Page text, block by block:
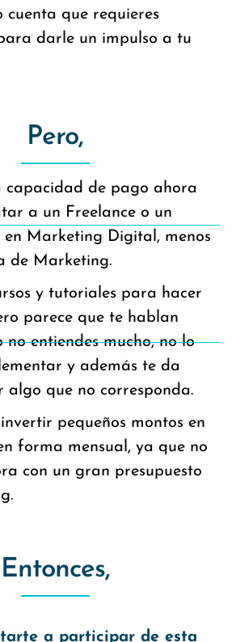
cuenta que requieres
darle un impulso a tu
Pero,
capacidad de pago ahora
a un Freelance o un
en Marketing Digital, menos
de Marketing.
y tutoriales para hacer
parece que te hablan
no entiendes mucho, no lo
y además te da
algo que no corresponda.
pequeños montos en
forma mensual, ya que no
con un gran presupuesto
Entonces,
a participar de esta